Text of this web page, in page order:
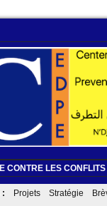
CONTRE LES
: Projets Stratégie